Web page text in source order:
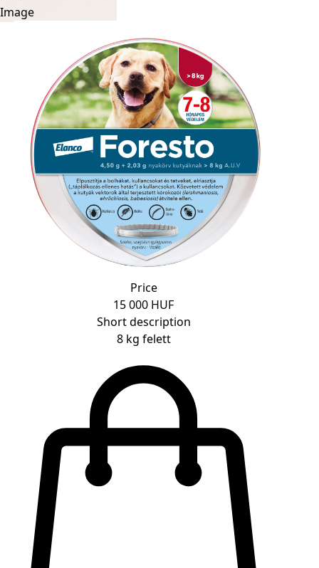
Image
Price
15 000 HUF
Short description
8 kg felett